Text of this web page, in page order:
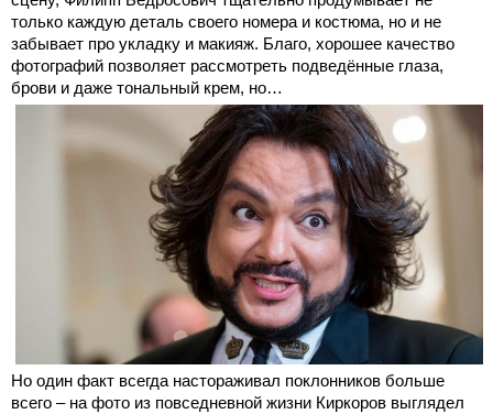
только каждую деталь своего номера и костюма, но и не
забывает про укладку и макияж. Благо, хорошее качество
фотографий позволяет рассмотреть подведённые глаза,
брови и даже тональный крем, но…
Но один факт всегда настораживал поклонников больше
всего – на фото из повседневной жизни Киркоров выглядел